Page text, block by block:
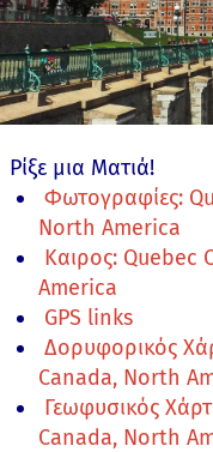
Ρίξε μια Ματιά!
Φωτογραφίες:
North America
Καιρος: Quebec
America
GPS links
Δορυφορικός
Canada, North
Γεωφυσικός
Canada, North